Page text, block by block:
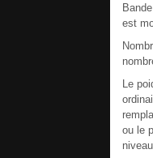
est
Le
ou le